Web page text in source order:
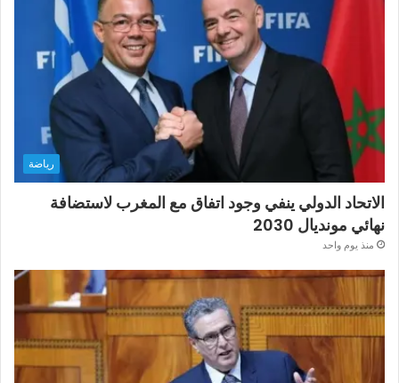
رياضة
الاتحاد الدولي ينفي وجود اتفاق مع المغرب لاستضافة
نهائي مونديال 2030
منذ يوم واحد